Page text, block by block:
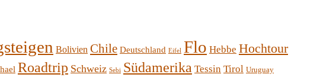
Bolivien Chile Deutschland Eifel Flo Hebbe Hochtour
Roadtrip Schweiz Sebi Südamerika Tessin Tirol Uruguay